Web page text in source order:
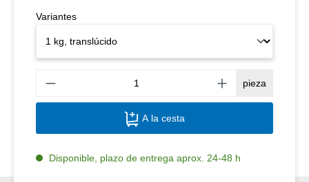
Variantes
pieza
A la cesta
Disponible, plazo de entrega aprox. 24-48 h